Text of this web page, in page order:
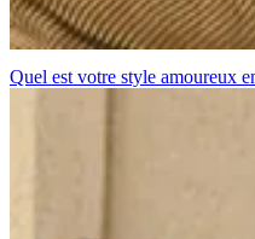
Quel est votre style amoureux